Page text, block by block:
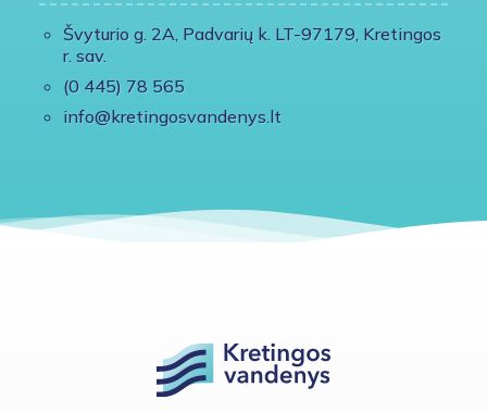
Švyturio g. 2A, Padvarių k. LT-97179, Kretingos
r. sav.
(0 445) 78 565
info@kretingosvandenys.lt